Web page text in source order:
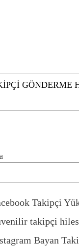
GÖNDERME
Takipçi
takipçi
Bayan